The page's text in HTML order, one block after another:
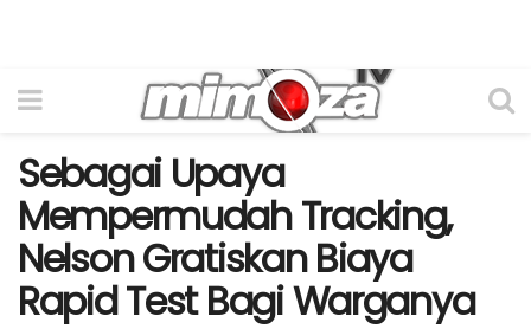
Sebagai Upaya
Mempermudah Tracking,
Nelson Gratiskan Biaya
Rapid Test Bagi Warganya